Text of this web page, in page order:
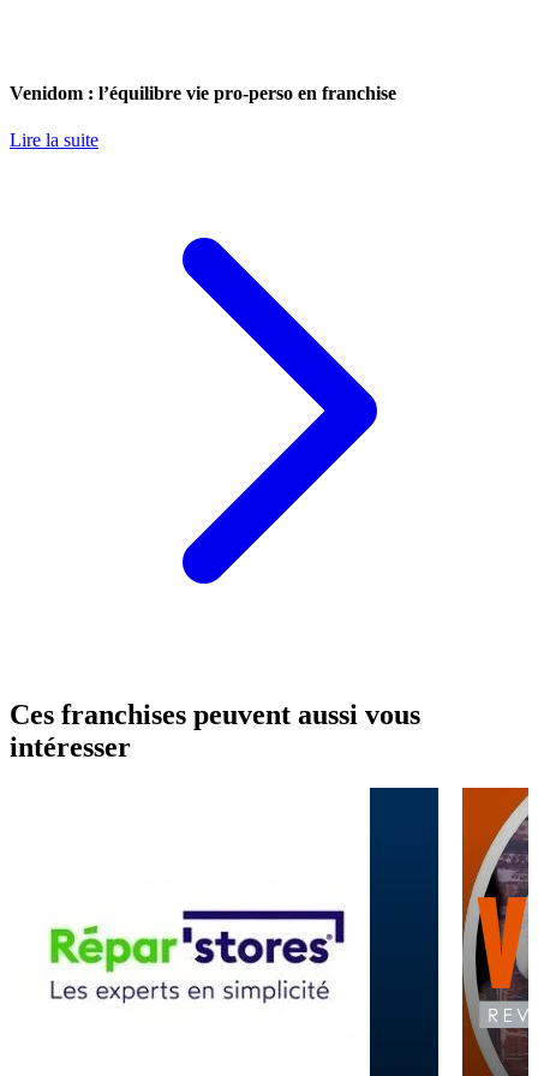
Venidom : l’équilibre vie pro-perso en franchise
Lire la suite
Ces franchises peuvent aussi vous
intéresser